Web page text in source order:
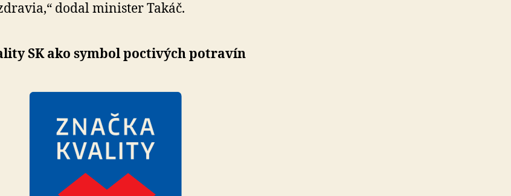
dodal minister Takáč.
SK ako symbol poctivých potravín